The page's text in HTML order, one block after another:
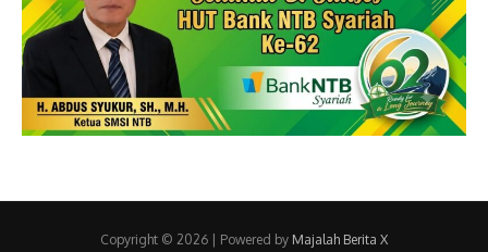
Copyright © 2026 | Powered by Majalah Berita X